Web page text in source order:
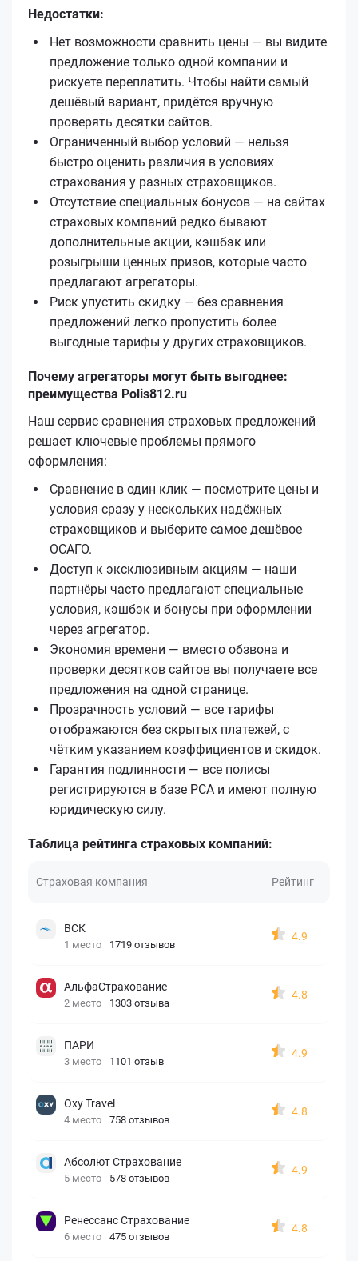
Недостатки:
Нет возможности сравнить цены — вы видите
предложение только одной компании и
рискуете переплатить. Чтобы найти самый
дешёвый вариант, придётся вручную
проверять десятки сайтов.
Ограниченный выбор условий — нельзя
быстро оценить различия в условиях
страхования у разных страховщиков.
Отсутствие специальных бонусов — на сайтах
страховых компаний редко бывают
дополнительные акции, кэшбэк или
розыгрыши ценных призов, которые часто
предлагают агрегаторы.
Риск упустить скидку — без сравнения
предложений легко пропустить более
выгодные тарифы у других страховщиков.
Почему агрегаторы могут быть выгоднее:
преимущества Polis812.ru
Наш сервис сравнения страховых предложений
решает ключевые проблемы прямого
оформления:
Сравнение в один клик — посмотрите цены и
условия сразу у нескольких надёжных
страховщиков и выберите самое дешёвое
ОСАГО.
Доступ к эксклюзивным акциям — наши
партнёры часто предлагают специальные
условия, кэшбэк и бонусы при оформлении
через агрегатор.
Экономия времени — вместо обзвона и
проверки десятков сайтов вы получаете все
предложения на одной странице.
Прозрачность условий — все тарифы
отображаются без скрытых платежей, с
чётким указанием коэффициентов и скидок.
Гарантия подлинности — все полисы
регистрируются в базе РСА и имеют полную
юридическую силу.
Таблица рейтинга страховых компаний:
Страховая компания Рейтинг
ВСК
1 место 1719 отзывов
4.9
АльфаСтрахование
2 место 1303 отзыва
4.8
ПАРИ
3 место 1101 отзыв
4.9
Oxy Travel
4 место 758 отзывов
4.8
Абсолют Страхование
5 место 578 отзывов
4.9
Ренессанс Страхование
6 место 475 отзывов
4.8